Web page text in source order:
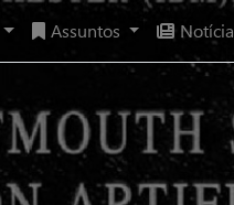
Assuntos